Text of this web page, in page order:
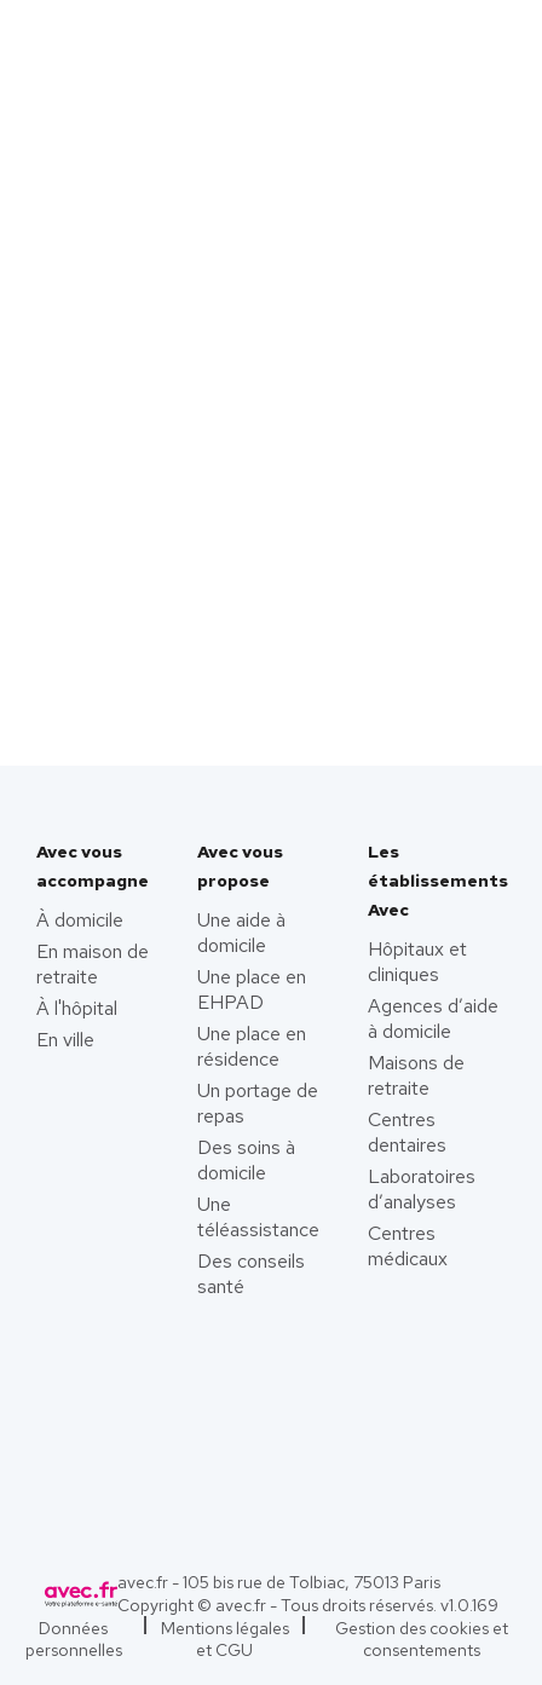
Avec vous
accompagne
À domicile
En maison de
retraite
À l'hôpital
En ville
Avec vous
propose
Une aide à
domicile
Une place en
EHPAD
Une place en
résidence
Un portage de
repas
Des soins à
domicile
Une
téléassistance
Des conseils
santé
Les
établissements
Avec
Hôpitaux et
cliniques
Agences d’aide
à domicile
Maisons de
retraite
Centres
dentaires
Laboratoires
d’analyses
Centres
médicaux
avec.fr - 105 bis rue de Tolbiac, 75013 Paris
Copyright © avec.fr - Tous droits réservés. v1.0.169
Données
personnelles
Mentions légales
et CGU
Gestion des cookies et
consentements